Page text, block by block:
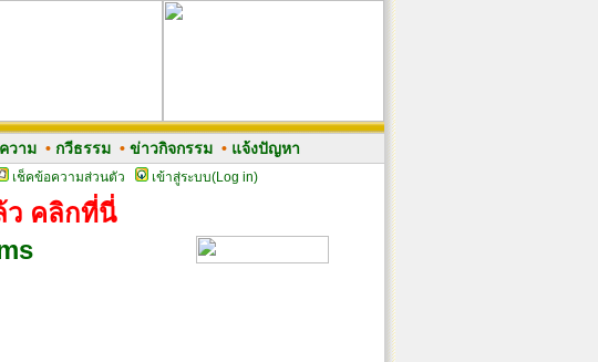
วาม• กวีธรรม• ข่าวกิจกรรม• แจ้งปัญหา
เช็คข้อความส่วนตัว เข้าสู่ระบบ(Log in)
ว คลิกที่นี่